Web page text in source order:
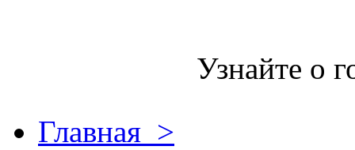
Узнайте о
Главная >